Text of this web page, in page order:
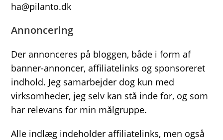
ha@pilanto.dk
Annoncering
Der annonceres på bloggen, både i form af
banner-annoncer, affiliatelinks og sponsoreret
indhold. Jeg samarbejder dog kun med
virksomheder, jeg selv kan stå inde for, og som
har relevans for min målgruppe.
Alle indlæg indeholder affiliatelinks, men også